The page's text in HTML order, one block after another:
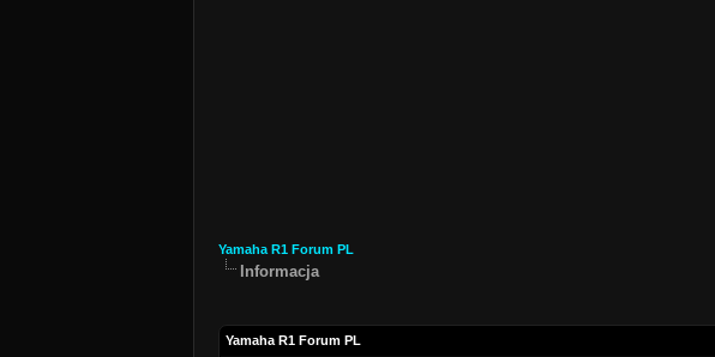
Yamaha R1 Forum PL
Informacja
Yamaha R1 Forum PL